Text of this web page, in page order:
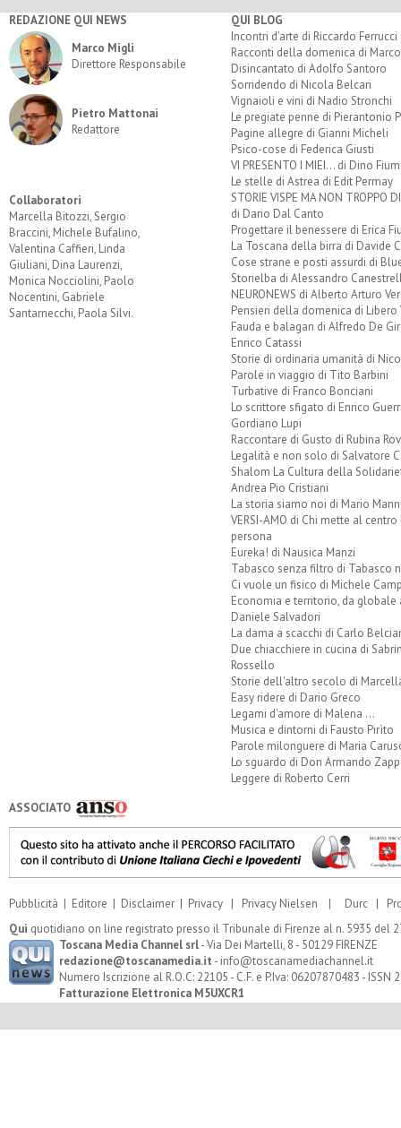
REDAZIONE QUI NEWS
Marco Migli
Direttore Responsabile
Pietro Mattonai
Redattore
Collaboratori
Marcella Bitozzi, Sergio
Braccini, Michele Bufalino,
Valentina Caffieri, Linda
Giuliani, Dina Laurenzi,
Monica Nocciolini, Paolo
Nocentini, Gabriele
Santarnecchi, Paola Silvi.
QUI BLOG
Incontri d'arte di Riccardo Ferrucci
Racconti della domenica di
Disincantato di Adolfo Santoro
Sorridendo di Nicola Belcari
Vignaioli e vini di Nadio Stronchi
Le pregiate penne di Pierantonio
Pagine allegre di Gianni Micheli
Psico-cose di Federica Giusti
VI PRESENTO I MIEI... di Dino
Le stelle di Astrea di Edit Permay
STORIE VISPE MA NON TROPPO
di Dario Dal Canto
Progettare il benessere di Erica
La Toscana della birra di Davide
Cose strane e posti assurdi di
Storielba di Alessandro
NEURONEWS di Alberto Arturo
Pensieri della domenica di Libero
Fauda e balagan di Alfredo De
Enrico Catassi
Storie di ordinaria umanità di
Parole in viaggio di Tito Barbini
Turbative di Franco Bonciani
Lo scrittore sfigato di Enrico
Gordiano Lupi
Raccontare di Gusto di Rubina
Legalità e non solo di Salvatore
Shalom La Cultura della
Andrea Pio Cristiani
La storia siamo noi di Mario
VERSI-AMO di Chi mette al centro
persona
Eureka! di Nausica Manzi
Tabasco senza filtro di Tabasco
Ci vuole un fisico di Michele
Economia e territorio, da globale
Daniele Salvadori
La dama a scacchi di Carlo
Due chiacchiere in cucina di
Rossello
Storie dell'altro secolo di
Easy ridere di Dario Greco
Legami d'amore di Malena ...
Musica e dintorni di Fausto Pirìto
Parole milonguere di Maria
Lo sguardo di Don Armando
Leggere di Roberto Cerri
ASSOCIATO
Pubblicità | Editore | Disclaimer | Privacy | Privacy Nielsen | Durc |
Qui quotidiano on line registrato presso il Tribunale di Firenze al n. 5935 del
Toscana Media Channel srl- Via Dei Martelli, 8 - 50129 FIRENZE
redazione@toscanamedia.it - info@toscanamediachannel.it
Numero Iscrizione al R.O.C: 22105 - C.F. e P.Iva: 06207870483 - ISSN
Fatturazione Elettronica M5UXCR1